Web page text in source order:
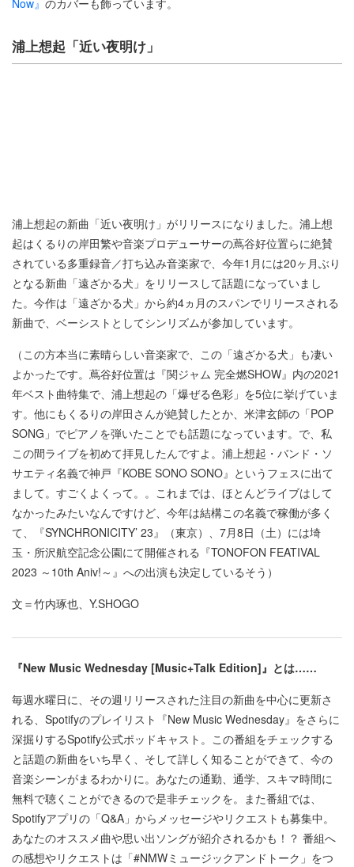
Now』 のカバーも飾っています。
浦上想起「近い夜明け」
浦上想起の新曲「近い夜明け」がリリースになりました。浦上想
起はくるりの岸田繁や音楽プロデューサーの蔦谷好位置らに絶賛
されている多重録音／打ち込み音楽家で、今年1月には20ヶ月ぶり
となる新曲「遠ざかる犬」をリリースして話題になっていまし
た。今作は「遠ざかる犬」から約4ヵ月のスパンでリリースされる
新曲で、ベーシストとしてシンリズムが参加しています。
（この方本当に素晴らしい音楽家で、この「遠ざかる犬」も凄い
よかったです。蔦谷好位置は『関ジャム 完全燃SHOW』内の2021
年ベスト曲特集で、浦上想起の「爆ぜる色彩」を5位に挙げていま
す。他にもくるりの岸田さんが絶賛したとか、米津玄師の「POP
SONG」でピアノを弾いたことでも話題になっています。で、私
この間ライブを初めて拝見したんですよ。浦上想起・バンド・ソ
サエティ名義で神戸『KOBE SONO SONO』というフェスに出て
まして。すごくよくって。。これまでは、ほとんどライブはして
なかったみたいなんですけど、今年は結構この名義で稼働が多く
て、『SYNCHRONICITY’ 23』（東京）、7月8日（土）には埼
玉・所沢航空記念公園にて開催される『TONOFON FEATIVAL
2023 ～10th Aniv!～』への出演も決定しているそう）
文＝竹内琢也、Y.SHOGO
『New Music Wednesday [Music+Talk Edition]』とは……
毎週水曜日に、その週リリースされた注目の新曲を中心に更新さ
れる、Spotifyのプレイリスト『New Music Wednesday』をさらに
深掘りするSpotify公式ポッドキャスト。この番組をチェックする
と話題の新曲をいち早く、そして詳しく知ることができて、今の
音楽シーンがまるわかりに。あなたの通勤、通学、スキマ時間に
無料で聴くことができるので是非チェックを。また番組では、
Spotifyアプリの「Q&A」からメッセージやリクエストも募集中。
あなたのオススメ曲や思い出ソングが紹介されるかも！？ 番組へ
の感想やリクエストは「#NMWミュージックアンドトーク」をつ